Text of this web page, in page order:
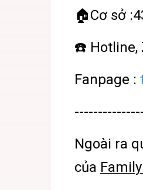
🏠Cơ sở
☎️ Hotline,
Fanpage :
Ngoài ra
của